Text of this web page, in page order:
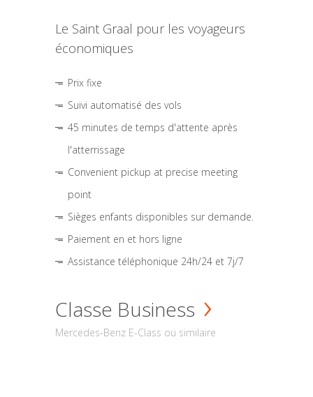
Le Saint Graal pour les voyageurs
économiques
Prix fixe
Suivi automatisé des vols
45 minutes de temps d'attente après
l'atterrissage
Convenient pickup at precise meeting
point
Sièges enfants disponibles sur demande.
Paiement en et hors ligne
Assistance téléphonique 24h/24 et 7j/7
Classe Business
Mercedes-Benz E-Class ou similaire